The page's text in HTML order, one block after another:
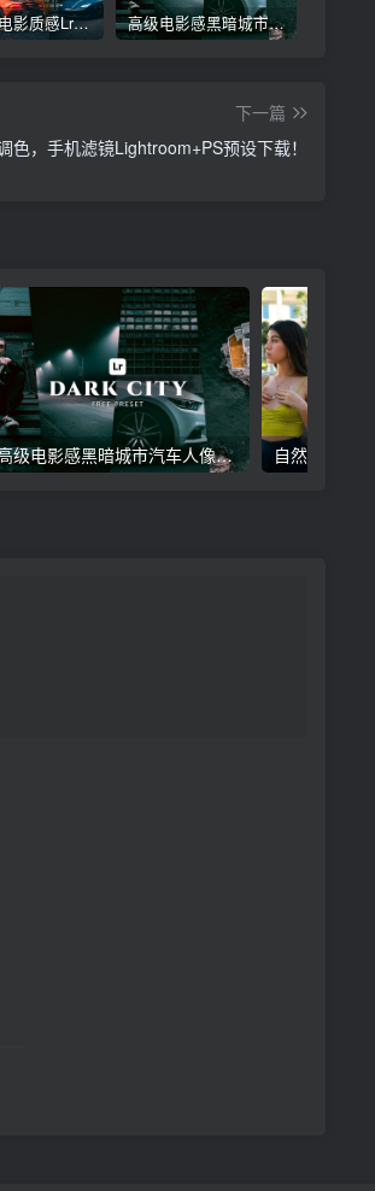
高级汽车电影质感Lr调色教程，手机滤镜PS+Lightroom预设下载！ 高级电影感黑暗城市汽车人像Lr调色，附手机滤镜PS+Lightroom预设下载！
下一篇
色，手机滤镜Lightroom+PS预设下载！
高级电影感黑暗城市汽车人像Lr调色，附手机滤镜PS+Lightroom预设下载！